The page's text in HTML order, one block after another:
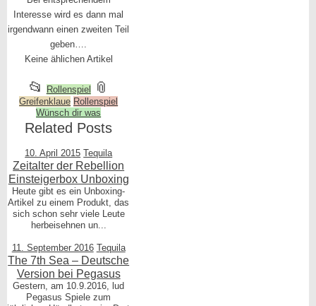
Interesse wird es dann mal
irgendwann einen zweiten Teil
geben….
Keine ählichen Artikel
📂 This
entry
was
in
Rollenspiel 📎
tagged
Greifenklaue Rollenspiel
Wünsch dir was
Related Posts
10. April 2015 Tequila
Zeitalter der Rebellion
Einsteigerbox Unboxing
Heute gibt es ein Unboxing-
Artikel zu einem Produkt, das
sich schon sehr viele Leute
herbeisehnen un...
11. September 2016 Tequila
The 7th Sea – Deutsche
Version bei Pegasus
Gestern, am 10.9.2016, lud
Pegasus Spiele zum